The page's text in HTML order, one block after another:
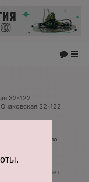
32-122
32-122
службой по
и массовых
информации,
не предоставляет